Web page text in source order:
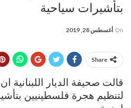
بتأشيرات سياحية
On أغسطس 28, 2019
Share
قالت صحيفة الديار
لتنظيم هجرة فلسطينيين